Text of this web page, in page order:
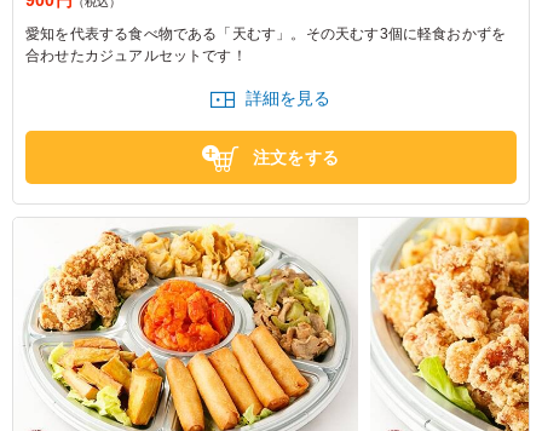
愛知を代表する食べ物である「天むす」。その天むす3個に軽食おかずを
合わせたカジュアルセットです！
詳細を見る
注文をする